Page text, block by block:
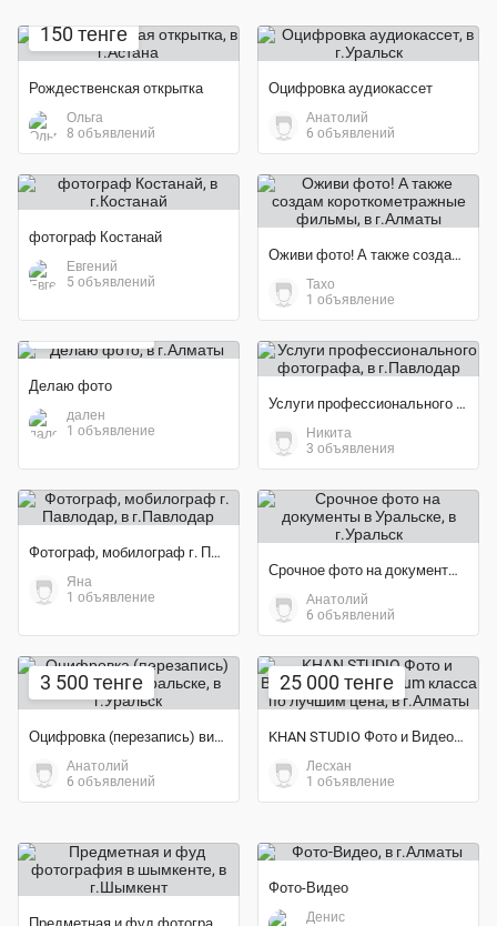
150 тенге
Рождественская открытка
Ольга
8 объявлений
Оцифровка аудиокассет
Анатолий
6 объявлений
фотограф Костанай
Евгений
5 объявлений
Оживи фото! А также создам короткометражные фильмы
Тахо
1 объявление
Делаю фото
дален
1 объявление
Услуги профессионального фотографа
Никита
3 объявления
Фотограф, мобилограф г. Павлодар
Яна
1 объявление
Срочное фото на документы в Уральске
Анатолий
6 объявлений
3 500 тенге
Оцифровка (перезапись) видеокассет в Уральске
Анатолий
6 объявлений
25 000 тенге
KHAN STUDIO Фото и Видеосъёмка Premium класса по лучшим цена
Лесхан
1 объявление
Фото-Видео
Денис